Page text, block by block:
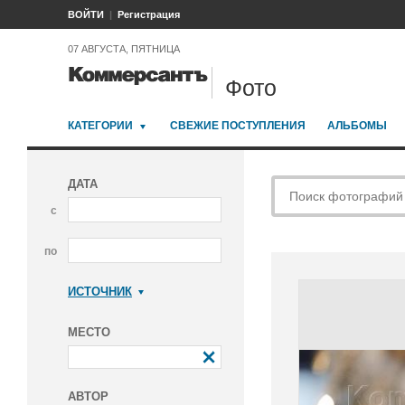
ВОЙТИ Регистрация
07 АВГУСТА, ПЯТНИЦА
Фото
КАТЕГОРИИ СВЕЖИЕ ПОСТУПЛЕНИЯ АЛЬБОМЫ
ДАТА
с
по
ИСТОЧНИК
МЕСТО
АВТОР